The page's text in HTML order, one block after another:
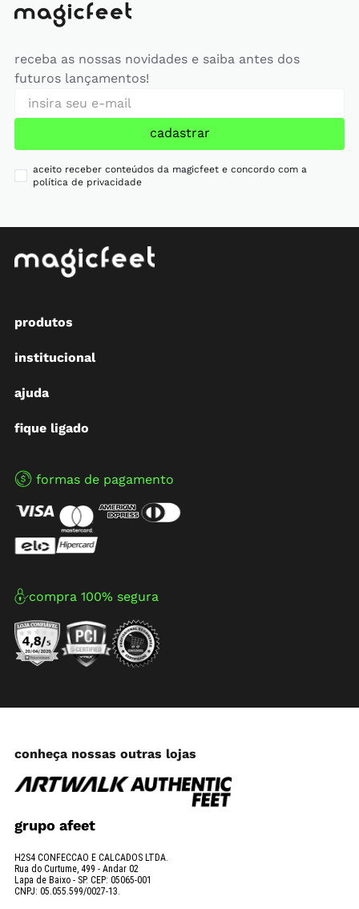
receba as nossas novidades e saiba antes dos
futuros lançamentos!
cadastrar
aceito receber conteúdos da magicfeet e concordo com a
política de privacidade
produtos
institucional
ajuda
fique ligado
formas de pagamento
compra 100% segura
conheça nossas outras lojas
grupo afeet
H2S4 CONFECCAO E CALCADOS LTDA.
Rua do Curtume, 499 - Andar 02
Lapa de Baixo - SP. CEP: 05065-001
CNPJ: 05.055.599/0027-13.